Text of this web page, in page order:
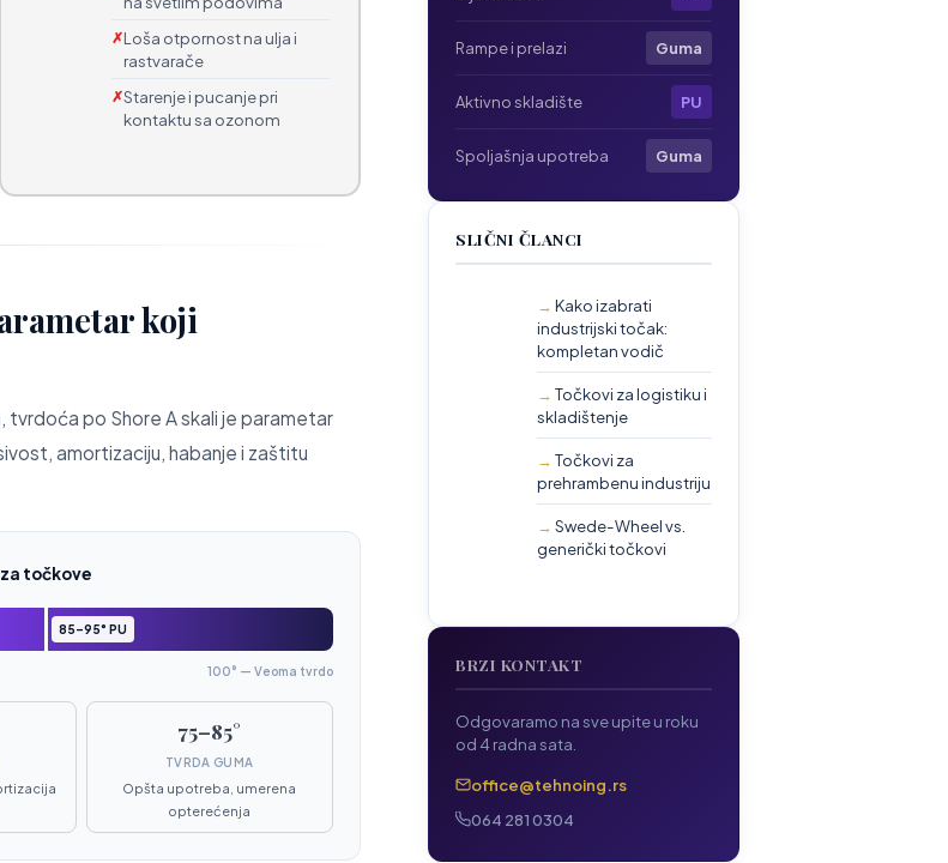
Loša otpornost na ulja i
rastvarače
Starenje i pucanje pri
kontaktu sa ozonom
koji
po Shore A skali je parametar
amortizaciju, habanje i zaštitu
točkove
85–95° PU
100° — Veoma tvrdo
75–85°
TVRDA GUMA
Opšta upotreba, umerena
opterećenja
Rampe i prelazi Guma
Aktivno skladište PU
Spoljašnja upotreba Guma
SLIČNI ČLANCI
Kako izabrati
industrijski točak:
kompletan vodič
Točkovi za logistiku i
skladištenje
Točkovi za
prehrambenu industriju
Swede-Wheel vs.
generički točkovi
BRZI KONTAKT
Odgovaramo na sve upite u roku
od 4 radna sata.
office@tehnoing.rs
064 281 0304